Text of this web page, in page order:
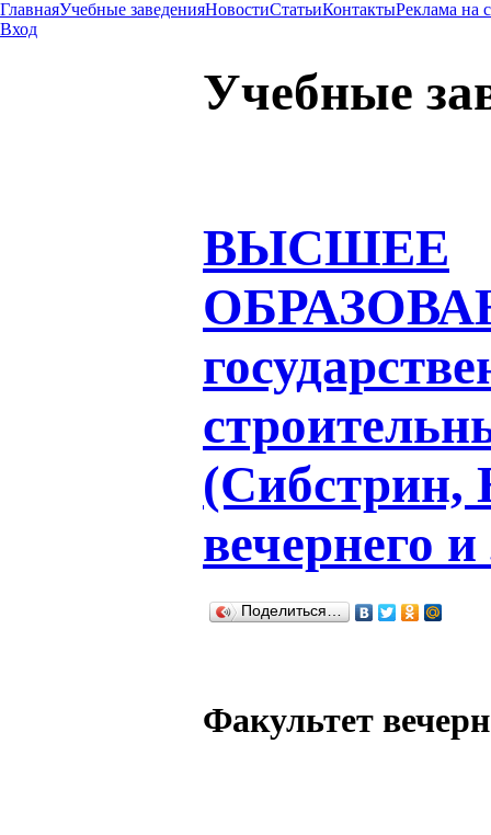
ГлавнаяУчебные заведенияНовостиСтатьиКонтактыРеклама на
Вход
Учебные
ВЫСШЕЕ
вечернего
Поделиться…
Факультет